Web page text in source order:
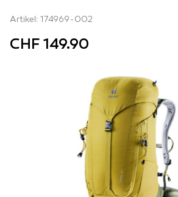
Artikel: 174969-002
CHF 149.90